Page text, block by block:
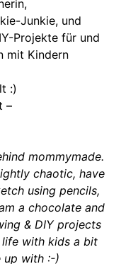
Junkie, und
Projekte für und
mit Kindern
:)
–
mommymade.
chaotic, have
using pencils,
a chocolate and
& DIY projects
with kids a bit
up with :-)